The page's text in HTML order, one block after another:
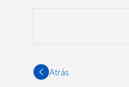
Atrás